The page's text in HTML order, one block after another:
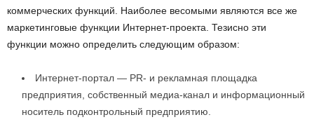
коммерческих функций. Наиболее весомыми являются все же
маркетинговые функции Интернет-проекта. Тезисно эти
функции можно определить следующим образом:
Интернет-портал — PR- и рекламная площадка
предприятия, собственный медиа-канал и информационный
носитель подконтрольный предприятию.